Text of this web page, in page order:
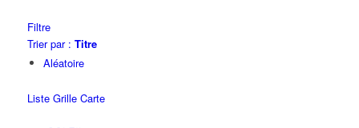
Filtre
Trier par : Titre
Aléatoire
Liste Grille Carte